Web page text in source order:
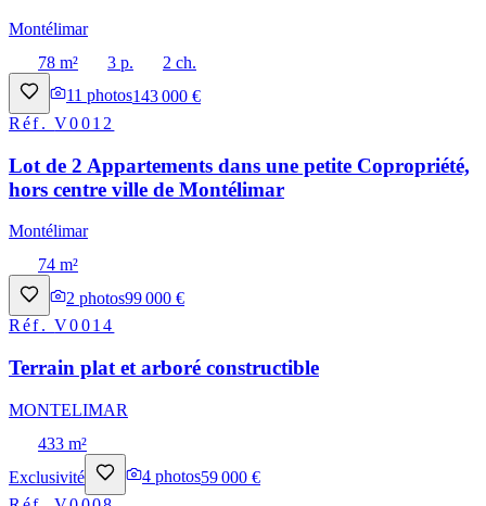
Montélimar
78 m²
3 p.
2 ch.
11 photos143 000 €
Réf.V0012
Lot de 2 Appartements dans une petite Copropriété,
hors centre ville de Montélimar
Montélimar
74 m²
2 photos99 000 €
Réf.V0014
Terrain plat et arboré constructible
MONTELIMAR
433 m²
Exclusivité
4 photos59 000 €